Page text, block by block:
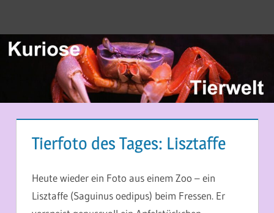
Tierfoto des Tages: Lisztaffe
Heute wieder ein Foto aus einem Zoo – ein
Lisztaffe (Saguinus oedipus) beim Fressen. Er